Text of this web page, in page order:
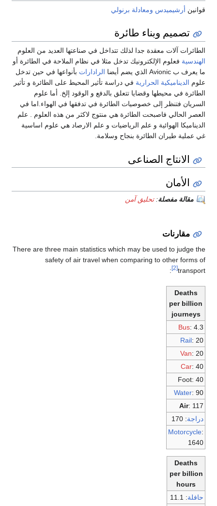
قوانين أرشيميدس ومعادلة برنولي
تصميم وبناء طائرة
الطائرات آلات معقدة جدا لذلك تتداخل في صناعتها العديد من العلوم
الهندسية فعلوم الإلكترونيك تدخل مثلا في نظام الملاحة في الطائرة أو
ما يعرف ب Avionic الذي يضم أيضا
الرادارات بأنواعها في حين تدخل
علوم الديناميكية الحرارية في دراسة تأثير المحيط على الطائرة و تأثير
الطائرة في محيطها وقضايا تتعلق بالدفع و الوقود إلخ. أما علوم
السريان فتنظر إلى خصوصيات الطائرة في تدفقها في الهواء.اما في
العصر الحالي فاصبحت الطائرة هي منتوج لاكثر من هذه العلوم . علم
الديناميكا الهوائية و علم الرياضيات و علم الارصاد هي علوم اساسية
غي عملية طيران الطائرة بنجاح وسلامة.
الانتاج الصناعى
الأمان
مقالة مفصلة:تحليق آمن
مقارنات
There are three main statistics which may be used to judge the
safety of air travel when comparing to other forms of
transport
[2]
:
Deaths
per billion
journeys
Bus: 4.3
Rail: 20
Van: 20
Car: 40
Foot: 40
Water: 90
Air: 117
دراجة: 170
Motorcycle:
1640
Deaths
per billion
hours
حافلة: 11.1